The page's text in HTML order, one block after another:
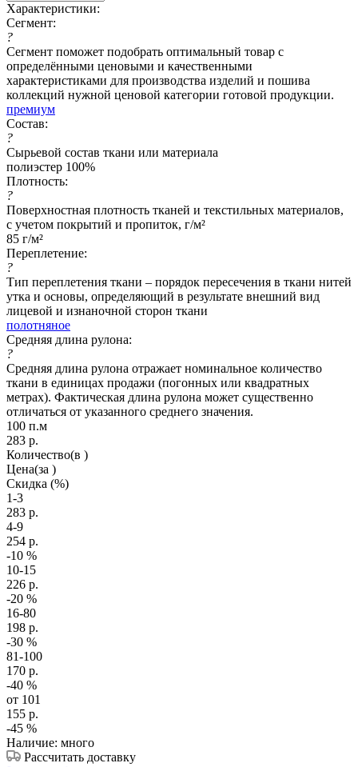
Характеристики:
Сегмент:
?
Сегмент поможет подобрать оптимальный товар с
определёнными ценовыми и качественными
характеристиками для производства изделий и пошива
коллекций нужной ценовой категории готовой продукции.
премиум
Состав:
?
Сырьевой состав ткани или материала
полиэстер 100%
Плотность:
?
Поверхностная плотность тканей и текстильных материалов,
с учетом покрытий и пропиток, г/м²
85 г/м²
Переплетение:
?
Тип переплетения ткани – порядок пересечения в ткани нитей
утка и основы, определяющий в результате внешний вид
лицевой и изнаночной сторон ткани
полотняное
Средняя длина рулона:
?
Средняя длина рулона отражает номинальное количество
ткани в единицах продажи (погонных или квадратных
метрах). Фактическая длина рулона может существенно
отличаться от указанного среднего значения.
100 п.м
283 р.
Количество(в )
Цена(за )
Скидка (%)
1-3
283 р.
4-9
254 р.
-10 %
10-15
226 р.
-20 %
16-80
198 р.
-30 %
81-100
170 р.
-40 %
от 101
155 р.
-45 %
Наличие: много
Рассчитать доставку